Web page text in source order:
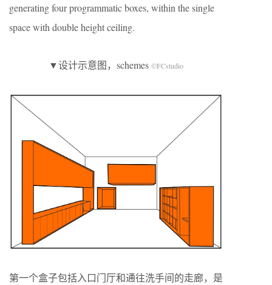
generating four programmatic boxes, within the single
space with double height ceiling.
▼设计示意图，schemes ©FCstudio
第一个盒子包括入口门厅和通往洗手间的走廊，是